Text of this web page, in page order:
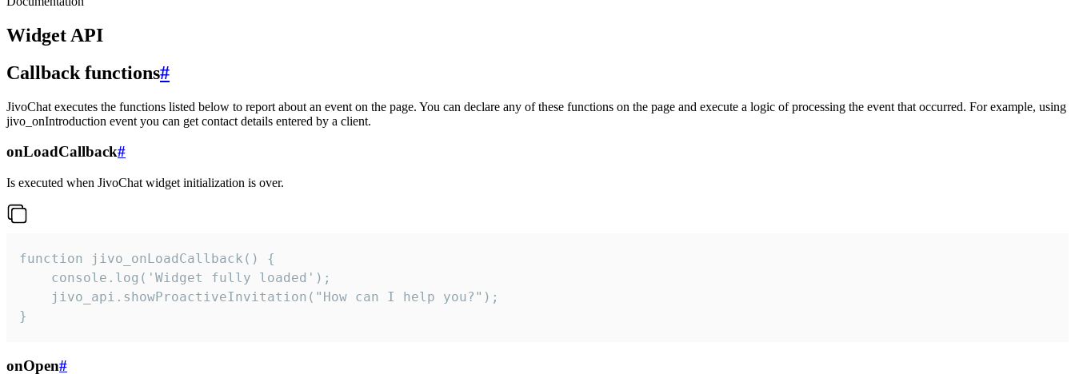
Widget API
Callback functions#
JivoChat executes the functions listed below to report about an event on the page. You can declare any of these functions on the page and execute a logic of processing the event that occurred. For example, using
jivo_onIntroduction event you can get contact details entered by a client.
onLoadCallback#
Is executed when JivoChat widget initialization is over.
function jivo_onLoadCallback() {
    console.log('Widget fully loaded');
    jivo_api.showProactiveInvitation("How can I help you?");
}
onOpen#